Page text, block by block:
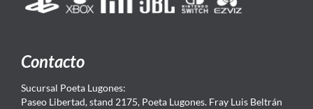
Contacto
Sucursal Poeta Lugones:
Paseo Libertad, stand 2175, Poeta Lugones. Fray Luis Beltrán